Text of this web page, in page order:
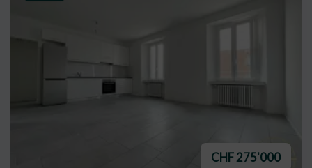
CHF 275'000